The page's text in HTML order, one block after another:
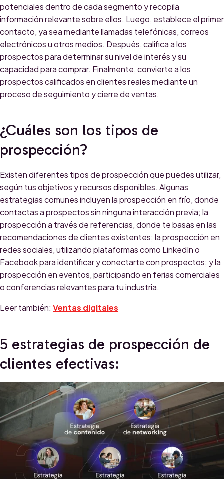
potenciales dentro de cada segmento y recopila
información relevante sobre ellos. Luego, establece el primer
contacto, ya sea mediante llamadas telefónicas, correos
electrónicos u otros medios. Después, califica a los
prospectos para determinar su nivel de interés y su
capacidad para comprar. Finalmente, convierte a los
prospectos calificados en clientes reales mediante un
proceso de seguimiento y cierre de ventas.
¿Cuáles son los tipos de
prospección?
Existen diferentes tipos de prospección que puedes utilizar,
según tus objetivos y recursos disponibles. Algunas
estrategias comunes incluyen la prospección en frío, donde
contactas a prospectos sin ninguna interacción previa; la
prospección a través de referencias, donde te basas en las
recomendaciones de clientes existentes; la prospección en
redes sociales, utilizando plataformas como LinkedIn o
Facebook para identificar y conectarte con prospectos; y la
prospección en eventos, participando en ferias comerciales
o conferencias relevantes para tu industria.
Leer también: Ventas digitales
5 estrategias de prospección de
clientes efectivas: